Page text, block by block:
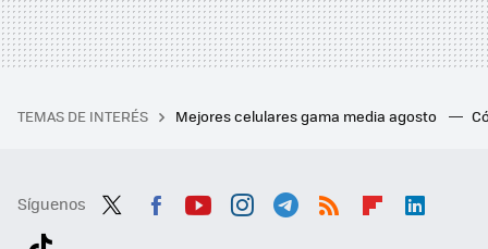
TEMAS DE INTERÉS Mejores celulares gama media agosto
Síguenos